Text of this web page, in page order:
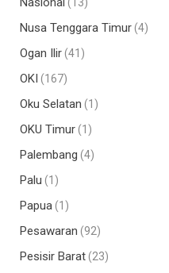
Nusa Tenggara Timur(4)
Ogan Ilir(41)
OKI (167)
Oku Selatan (1)
OKU Timur(1)
Palembang (4)
Palu (1)
Papua (1)
Pesawaran (92)
Pesisir Barat(23)